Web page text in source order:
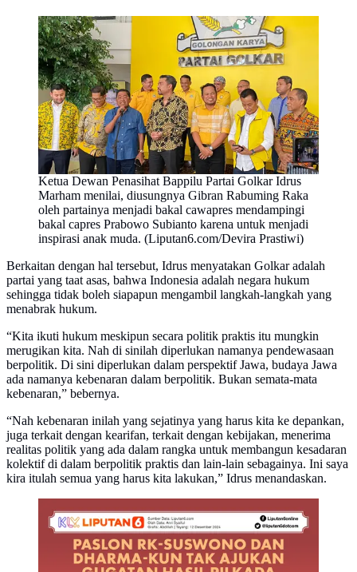
Ketua Dewan Penasihat Bappilu Partai Golkar Idrus
Marham menilai, diusungnya Gibran Rabuming Raka
oleh partainya menjadi bakal cawapres mendampingi
bakal capres Prabowo Subianto karena untuk menjadi
inspirasi anak muda. (Liputan6.com/Devira Prastiwi)
Berkaitan dengan hal tersebut, Idrus menyatakan Golkar adalah
partai yang taat asas, bahwa Indonesia adalah negara hukum
sehingga tidak boleh siapapun mengambil langkah-langkah yang
menabrak hukum.
“Kita ikuti hukum meskipun secara politik praktis itu mungkin
merugikan kita. Nah di sinilah diperlukan namanya pendewasaan
berpolitik. Di sini diperlukan dalam perspektif Jawa, budaya Jawa
ada namanya kebenaran dalam berpolitik. Bukan semata-mata
kebenaran,” bebernya.
“Nah kebenaran inilah yang sejatinya yang harus kita ke depankan,
juga terkait dengan kearifan, terkait dengan kebijakan, menerima
realitas politik yang ada dalam rangka untuk membangun kesadaran
kolektif di dalam berpolitik praktis dan lain-lain sebagainya. Ini saya
kira itulah semua yang harus kita lakukan,” Idrus menandaskan.